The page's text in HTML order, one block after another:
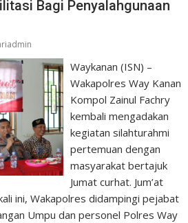
Bagi Penyalahgunaan
Waykanan (ISN) –
Wakapolres Way Kanan
Kompol Zainul Fachry
kembali mengadakan
kegiatan silahturahmi
pertemuan dengan
masyarakat bertajuk
Jumat curhat. Jum’at
ini, Wakapolres didampingi pejabat
Umpu dan personel Polres Way